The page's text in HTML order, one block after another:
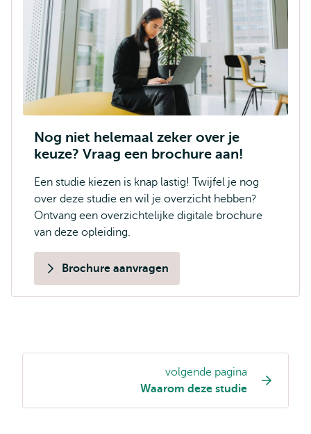
Nog niet helemaal zeker over je
keuze? Vraag een brochure aan!
Een studie kiezen is knap lastig! Twijfel je nog
over deze studie en wil je overzicht hebben?
Ontvang een overzichtelijke digitale brochure
van deze opleiding.
Brochure aanvragen
volgende pagina
Waarom deze studie